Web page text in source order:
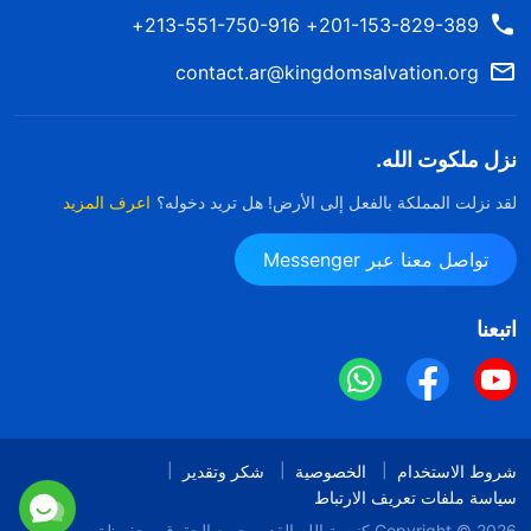
201-153-829-389+ 213-551-750-916+
contact.ar@kingdomsalvation.org
نزل ملكوت الله.
لقد نزلت المملكة بالفعل إلى الأرض! هل تريد دخوله؟ اعرف المزيد
تواصل معنا عبر Messenger
اتبعنا
شروط الاستخدام الخصوصية
شكر وتقدير
سياسة ملفات تعريف الارتباط